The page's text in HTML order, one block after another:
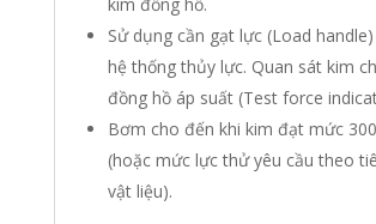
Sử dụng cần gạt lực (Load
hệ thống thủy lực. Quan sát kim
đồng hồ áp suất (Test force
Bơm cho đến khi kim đạt mức
(hoặc mức lực thử yêu cầu theo
vật liệu).